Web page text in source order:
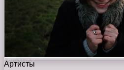
Артисты